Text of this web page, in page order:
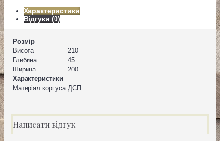
Характеристики
Відгуки (0)
Розмір
Висота
210
Глибина
45
Ширина
200
Характеристики
Матеріал корпуса ДСП
Написати відгук